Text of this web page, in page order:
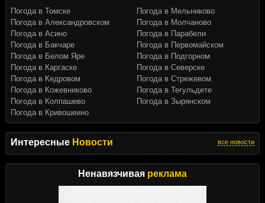
Интересные Новости все новости
Ненавязчивая реклама
Погода в Томске
Погода в Александровском
Погода в Асино
Погода в Бакчаре
Погода в Белом Яре
Погода в Каргаске
Погода в Кедровом
Погода в Кожевниково
Погода в Колпашево
Погода в Кривошеино
Погода в Мельниково
Погода в Молчаново
Погода в Парабели
Погода в Первомайском
Погода в Подгорном
Погода в Северске
Погода в Стрежевом
Погода в Тегульдете
Погода в Зырянском